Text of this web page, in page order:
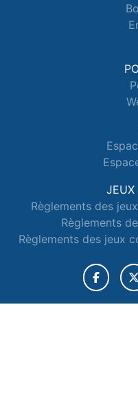
JEUX
Règlements des
Règlements
Règlements des jeux